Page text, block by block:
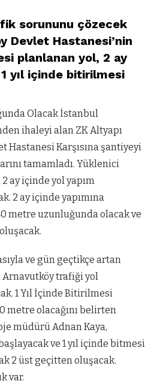
sorununu çözecek
Devlet Hastanesi’nin
planlanan yol, 2 ay
yıl içinde bitirilmesi
Olacak İstanbul
ihaleyi alan ZK Altyapı
Hastanesi Karşısına şantiyeyi
tamamladı. Yüklenici
ay içinde yol yapım
2 ay içinde yapımına
metre uzunluğunda olacak ve
ve gün geçtikçe artan
Arnavutköy trafiği yol
1 Yıl İçinde Bitirilmesi
metre olacağını belirten
müdürü Adnan Kaya,
ve 1 yıl içinde bitmesi
2 üst geçitten oluşacak.
var.